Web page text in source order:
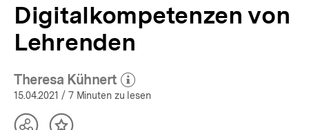
Digitalkompetenzen von
Lehrenden
Theresa Kühnert
(Mehr zum Autor)
öffnen
15.04.2021 / 7 Minuten zu lesen